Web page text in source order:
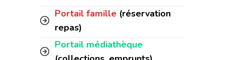
Portail famille (réservation
repas)
Portail médiathèque